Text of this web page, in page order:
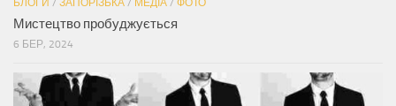
БЛОГИ / ЗАПОРІЗЬКА / МЕДІА / ФОТО
Мистецтво пробуджується
6 БЕР, 2024